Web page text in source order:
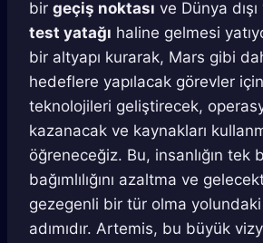
bir geçiş noktası ve Dünya
test yatağı haline gelmesi
bir altyapı kurarak, Mars gibi
hedeflere yapılacak görevler
teknolojileri geliştirecek,
kazanacak ve kaynakları
öğreneceğiz. Bu, insanlığın tek
bağımlılığını azaltma ve
gezegenli bir tür olma
adımıdır. Artemis, bu büyük